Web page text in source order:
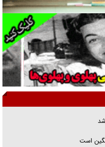
تا دیکنز
خواهرم فرمانده جهادی و
بگنجد!
از قوانین سخت‌گیرانه ۶ قاره در برابر یورش به پاسگاه‌های
است